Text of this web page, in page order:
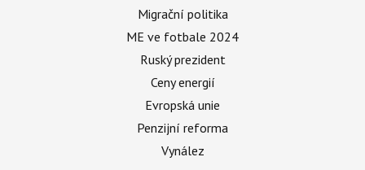
Migrační politika
ME ve fotbale 2024
Ruský prezident
Ceny energií
Evropská unie
Penzijní reforma
Vynález